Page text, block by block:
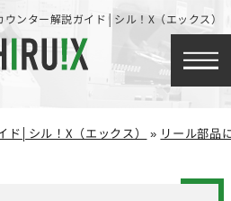
ウンター解説ガイド│シル！X（エックス）
│シル！X（エックス） » リール部品